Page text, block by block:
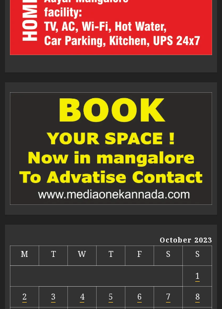
October 2023
M T W T F S
S
1
2
3 4 5 6 7
8